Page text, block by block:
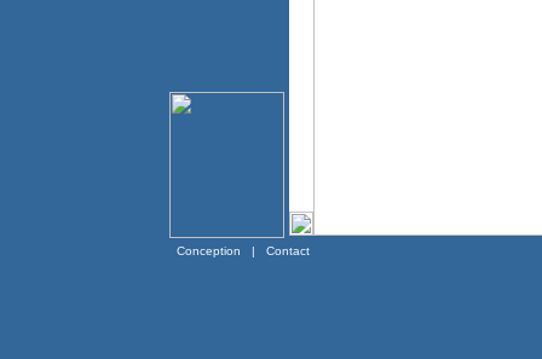
Conception | Contact